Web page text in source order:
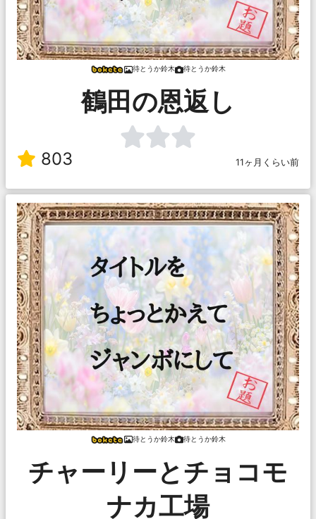
待とうか鈴木 待とうか鈴木
鶴田の恩返し
803 11ヶ月くらい前
待とうか鈴木 待とうか鈴木
チャーリーとチョコモ
ナカ工場